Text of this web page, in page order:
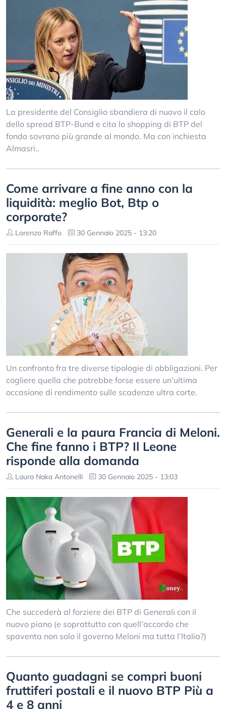
La presidente del Consiglio sbandiera di nuovo il calo
dello spread BTP-Bund e cita lo shopping di BTP del
fondo sovrano più grande al mondo. Ma con inchiesta
Almasri..
Come arrivare a fine anno con la
liquidità: meglio Bot, Btp o
corporate?
Lorenzo Raffo 30 Gennaio 2025 - 13:20
Un confronto fra tre diverse tipologie di obbligazioni. Per
cogliere quella che potrebbe forse essere un’ultima
occasione di rendimento sulle scadenze ultra corte.
Generali e la paura Francia di Meloni.
Che fine fanno i BTP? Il Leone
risponde alla domanda
Laura Naka Antonelli 30 Gennaio 2025 - 13:03
Che succederà al forziere dei BTP di Generali con il
nuovo piano (e soprattutto con quell’accordo che
spaventa non solo il governo Meloni ma tutta l’Italia?)
Quanto guadagni se compri buoni
fruttiferi postali e il nuovo BTP Più a
4 e 8 anni